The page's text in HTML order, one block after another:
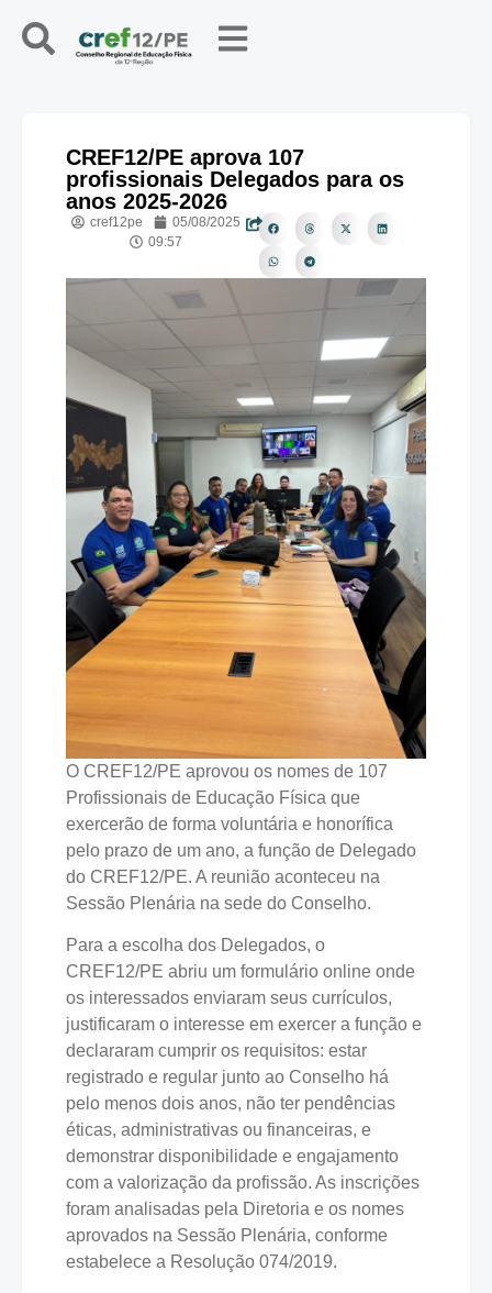
CREF12/PE aprova 107
profissionais Delegados para os
anos 2025-2026
cref12pe
05/08/2025
09:57
O CREF12/PE aprovou os nomes de 107
Profissionais de Educação Física que
exercerão de forma voluntária e honorífica
pelo prazo de um ano, a função de Delegado
do CREF12/PE. A reunião aconteceu na
Sessão Plenária na sede do Conselho.
Para a escolha dos Delegados, o
CREF12/PE abriu um formulário online onde
os interessados enviaram seus currículos,
justificaram o interesse em exercer a função e
declararam cumprir os requisitos: estar
registrado e regular junto ao Conselho há
pelo menos dois anos, não ter pendências
éticas, administrativas ou financeiras, e
demonstrar disponibilidade e engajamento
com a valorização da profissão. As inscrições
foram analisadas pela Diretoria e os nomes
aprovados na Sessão Plenária, conforme
estabelece a Resolução 074/2019.